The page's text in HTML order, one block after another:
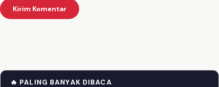
🔥 PALING BANYAK DIBACA